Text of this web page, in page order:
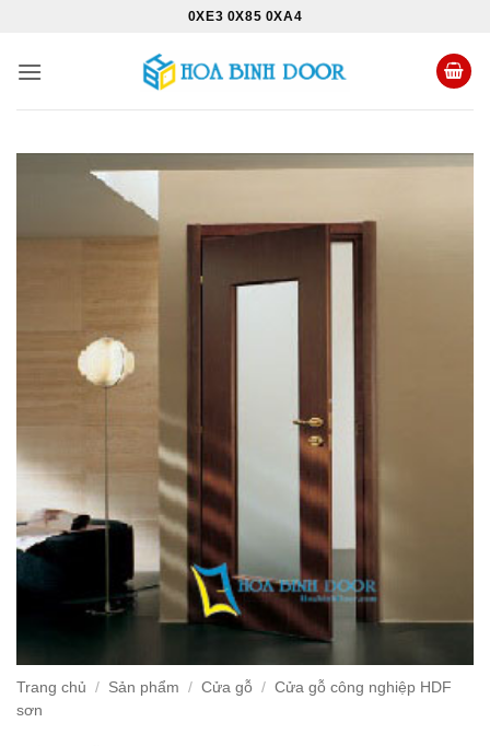
nội
0XE3 0X85 0XA4
Trang chủ / Sản phẩm / Cửa gỗ / Cửa gỗ công nghiệp HDF
sơn